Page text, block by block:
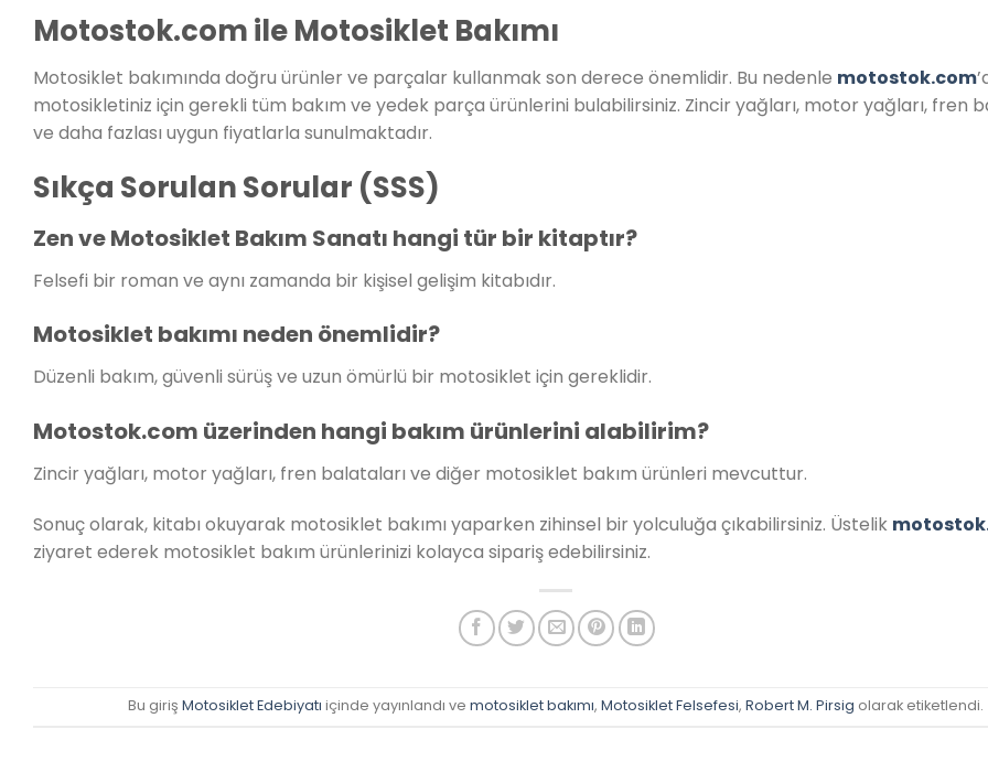
Motostok.com ile Motosiklet Bakımı
Motosiklet bakımında doğru ürünler ve parçalar kullanmak son derece önemlidir. Bu nedenle motostok.com
motosikletiniz için gerekli tüm bakım ve yedek parça ürünlerini bulabilirsiniz. Zincir yağları, motor yağları, fren
ve daha fazlası uygun fiyatlarla sunulmaktadır.
Sıkça Sorulan Sorular (SSS)
Zen ve Motosiklet Bakım Sanatı hangi tür bir kitaptır?
Felsefi bir roman ve aynı zamanda bir kişisel gelişim kitabıdır.
Motosiklet bakımı neden önemlidir?
Düzenli bakım, güvenli sürüş ve uzun ömürlü bir motosiklet için gereklidir.
Motostok.com üzerinden hangi bakım ürünlerini alabilirim?
Zincir yağları, motor yağları, fren balataları ve diğer motosiklet bakım ürünleri mevcuttur.
Sonuç olarak, kitabı okuyarak motosiklet bakımı yaparken zihinsel bir yolculuğa çıkabilirsiniz. Üstelik
ziyaret ederek motosiklet bakım ürünlerinizi kolayca sipariş edebilirsiniz.
Bu giriş Motosiklet Edebiyatı içinde yayınlandı ve motosiklet bakımı, Motosiklet Felsefesi, Robert M. Pirsig olarak etiketlendi.